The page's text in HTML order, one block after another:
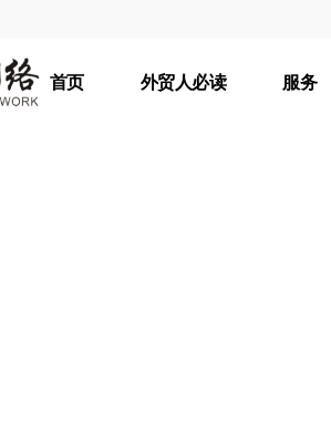
首页 外贸人必读 服务